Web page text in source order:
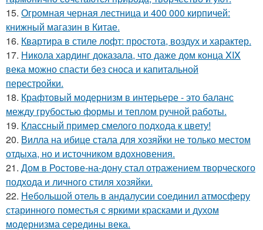
15. Огромная черная лестница и 400 000 кирпичей:
книжный магазин в Китае.
16. Квартира в стиле лофт: простота, воздух и характер.
17. Никола хардинг доказала, что даже дом конца XIX
века можно спасти без сноса и капитальной
перестройки.
18. Крафтовый модернизм в интерьере - это баланс
между грубостью формы и теплом ручной работы.
19. Классный пример смелого подхода к цвету!
20. Вилла на ибице стала для хозяйки не только местом
отдыха, но и источником вдохновения.
21. Дом в Ростове-на-дону стал отражением творческого
подхода и личного стиля хозяйки.
22. Небольшой отель в андалусии соединил атмосферу
старинного поместья с яркими красками и духом
модернизма середины века.